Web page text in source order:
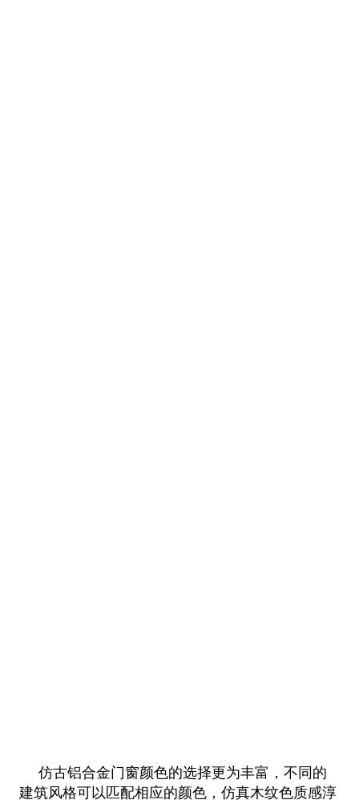
仿古铝合金门窗颜色的选择更为丰富，不同的
建筑风格可以匹配相应的颜色，仿真木纹色质感淳